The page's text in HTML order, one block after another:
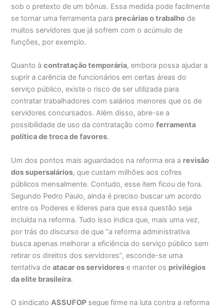
sob o pretexto de um bônus. Essa medida pode facilmente
se tornar uma ferramenta para precárias o trabalho de
muitos servidores que já sofrem com o acúmulo de
funções, por exemplo.
Quanto àcontratação temporária, embora possa ajudar a
suprir a carência de funcionários em certas áreas do
serviço público, existe o risco de ser utilizada para
contratar trabalhadores com salários menores que os de
servidores concursados. Além disso, abre-se a
possibilidade de uso da contratação comoferramenta
política de troca de favores.
Um dos pontos mais aguardados na reforma era a revisão
dos supersalários, que custam milhões aos cofres
públicos mensalmente. Contudo, esse item ficou de fora.
Segundo Pedro Paulo, ainda é preciso buscar um acordo
entre os Poderes e líderes para que essa questão seja
incluída na reforma. Tudo isso indica que, mais uma vez,
por trás do discurso de que “a reforma administrativa
busca apenas melhorar a eficiência do serviço público sem
retirar os direitos dos servidores”, esconde-se uma
tentativa deatacar os servidores e manter os privilégios
da elite brasileira.
O sindicatoASSUFOP segue firme na luta contra a reforma